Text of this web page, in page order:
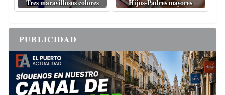
Tres maravillosos colores Hijos-Padres mayores
PUBLICIDAD